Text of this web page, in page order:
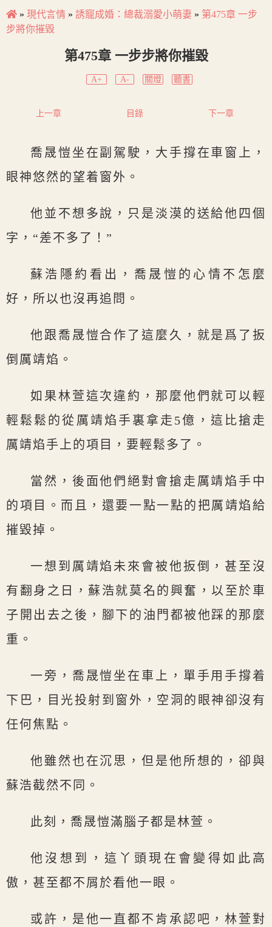
» 現代言情 » 誘寵成婚：總裁溺愛小萌妻 » 第475章 一步
步將你摧毀
第475章 一步步將你摧毀
A+ A- 關燈 聽書
上一章 目錄 下一章
喬晟愷坐在副駕駛，大手撐在車窗上，
眼神悠然的望着窗外。
他並不想多說，只是淡漠的送給他四個
字，“差不多了！”
蘇浩隱約看出，喬晟愷的心情不怎麼
好，所以也沒再追問。
他跟喬晟愷合作了這麼久，就是爲了扳
倒厲靖焰。
如果林萱這次違約，那麼他們就可以輕
輕鬆鬆的從厲靖焰手裏拿走5億，這比搶走
厲靖焰手上的項目，要輕鬆多了。
當然，後面他們絕對會搶走厲靖焰手中
的項目。而且，還要一點一點的把厲靖焰給
摧毀掉。
一想到厲靖焰未來會被他扳倒，甚至沒
有翻身之日，蘇浩就莫名的興奮，以至於車
子開出去之後，腳下的油門都被他踩的那麼
重。
一旁，喬晟愷坐在車上，單手用手撐着
下巴，目光投射到窗外，空洞的眼神卻沒有
任何焦點。
他雖然也在沉思，但是他所想的，卻與
蘇浩截然不同。
此刻，喬晟愷滿腦子都是林萱。
他沒想到，這丫頭現在會變得如此高
傲，甚至都不屑於看他一眼。
或許，是他一直都不肯承認吧，林萱對